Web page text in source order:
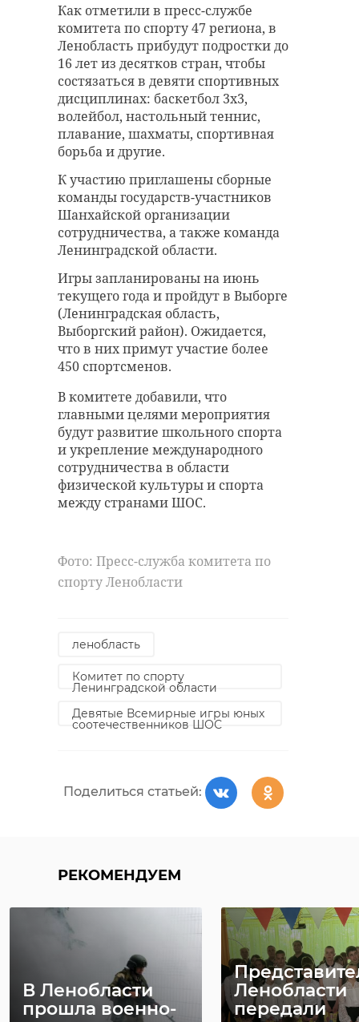
Как отметили в пресс-службе
комитета по спорту 47 региона, в
Ленобласть прибудут подростки до
16 лет из десятков стран, чтобы
состязаться в девяти спортивных
дисциплинах: баскетбол 3х3,
волейбол, настольный теннис,
плавание, шахматы, спортивная
борьба и другие.
К участию приглашены сборные
команды государств-участников
Шанхайской организации
сотрудничества, а также команда
Ленинградской области.
Игры запланированы на июнь
текущего года и пройдут в Выборге
(Ленинградская область,
Выборгский район). Ожидается,
что в них примут участие более
450 спортсменов.
В комитете добавили, что
главными целями мероприятия
будут развитие школьного спорта
и укрепление международного
сотрудничества в области
физической культуры и спорта
между странами ШОС.
Фото: Пресс-служба комитета по
спорту Ленобласти
ленобласть
Комитет по спорту
Ленинградской области
Девятые Всемирные игры юных
соотечественников ШОС
Поделиться статьей:
РЕКОМЕНДУЕМ
В Ленобласти
прошла военно-
Ленобласти
передали